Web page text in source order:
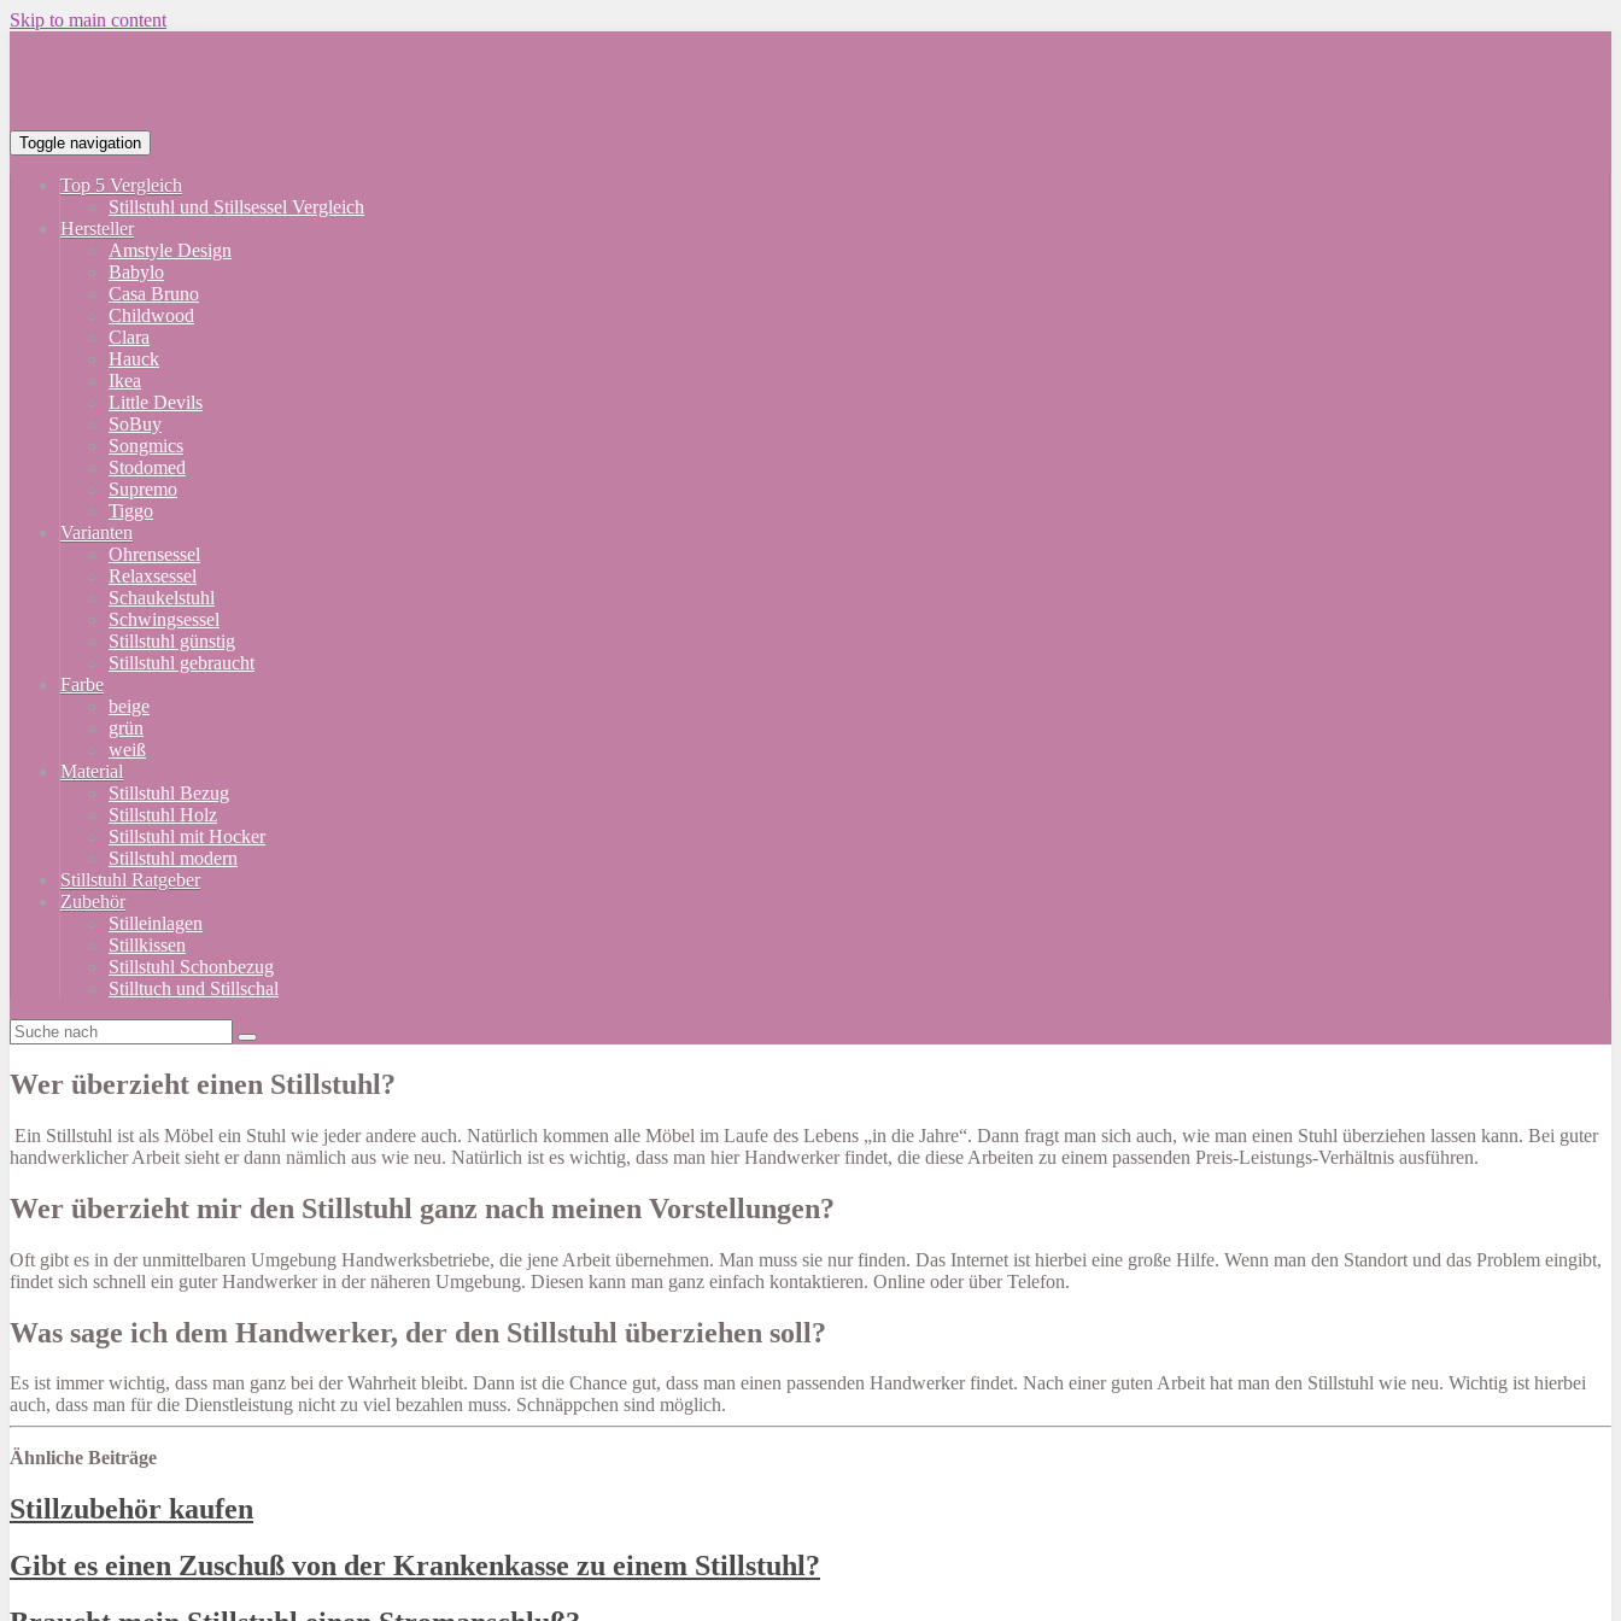
Skip to main content
Toggle navigation
Top 5 Vergleich
Stillstuhl und Stillsessel Vergleich
Hersteller
Amstyle Design
Babylo
Casa Bruno
Childwood
Clara
Hauck
Ikea
Little Devils
SoBuy
Songmics
Stodomed
Supremo
Tiggo
Varianten
Ohrensessel
Relaxsessel
Schaukelstuhl
Schwingsessel
Stillstuhl günstig
Stillstuhl gebraucht
Farbe
beige
grün
weiß
Material
Stillstuhl Bezug
Stillstuhl Holz
Stillstuhl mit Hocker
Stillstuhl modern
Stillstuhl Ratgeber
Zubehör
Stilleinlagen
Stillkissen
Stillstuhl Schonbezug
Stilltuch und Stillschal
Wer überzieht einen Stillstuhl?
Ein Stillstuhl ist als Möbel ein Stuhl wie jeder andere auch. Natürlich kommen alle Möbel im Laufe des Lebens „in die Jahre“. Dann fragt man sich auch, wie man einen Stuhl überziehen lassen kann. Bei guter
handwerklicher Arbeit sieht er dann nämlich aus wie neu. Natürlich ist es wichtig, dass man hier Handwerker findet, die diese Arbeiten zu einem passenden Preis-Leistungs-Verhältnis ausführen.
Wer überzieht mir den Stillstuhl ganz nach meinen Vorstellungen?
Oft gibt es in der unmittelbaren Umgebung Handwerksbetriebe, die jene Arbeit übernehmen. Man muss sie nur finden. Das Internet ist hierbei eine große Hilfe. Wenn man den Standort und das Problem eingibt,
findet sich schnell ein guter Handwerker in der näheren Umgebung. Diesen kann man ganz einfach kontaktieren. Online oder über Telefon.
Was sage ich dem Handwerker, der den Stillstuhl überziehen soll?
Es ist immer wichtig, dass man ganz bei der Wahrheit bleibt. Dann ist die Chance gut, dass man einen passenden Handwerker findet. Nach einer guten Arbeit hat man den Stillstuhl wie neu. Wichtig ist hierbei
auch, dass man für die Dienstleistung nicht zu viel bezahlen muss. Schnäppchen sind möglich.
Ähnliche Beiträge
Stillzubehör kaufen
Gibt es einen Zuschuß von der Krankenkasse zu einem Stillstuhl?